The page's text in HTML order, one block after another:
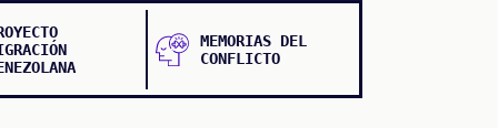
MEMORIAS DEL
CONFLICTO